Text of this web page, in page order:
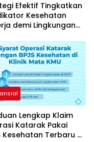
Efektif Tingkatkan
Kesehatan
demi Lingkungan
Lengkap Klaim
Katarak Pakai
Kesehatan Terbaru di